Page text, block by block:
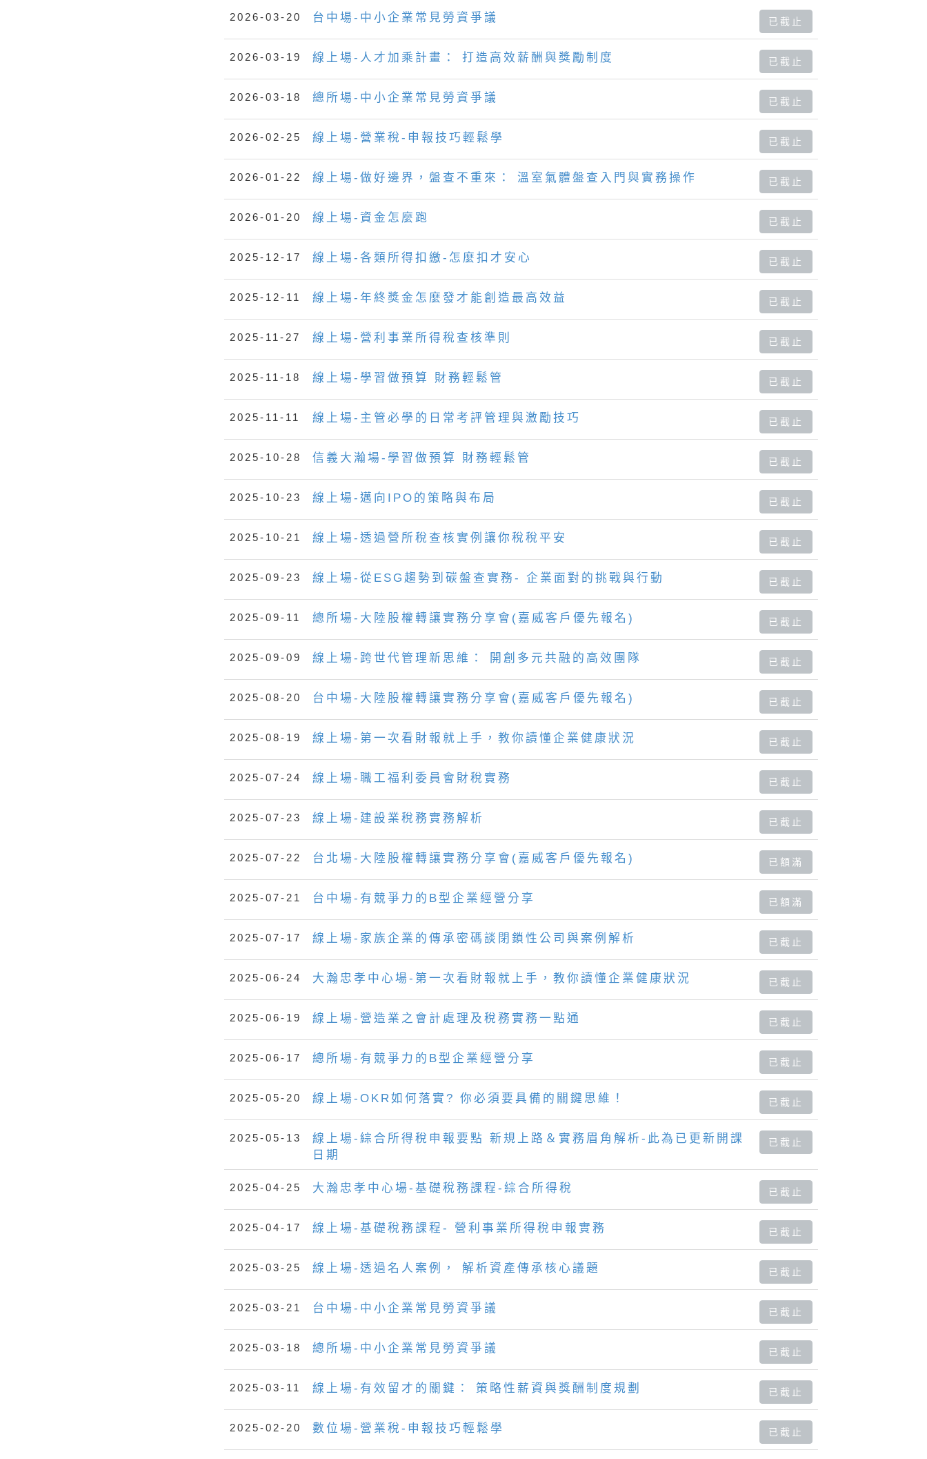
2026-03-20 台中場-中小企業常見勞資爭議 已截止
2026-03-19 線上場-人才加乘計畫： 打造高效薪酬與獎勵制度 已截止
2026-03-18 總所場-中小企業常見勞資爭議 已截止
2026-02-25 線上場-營業稅-申報技巧輕鬆學 已截止
2026-01-22 線上場-做好邊界，盤查不重來： 溫室氣體盤查入門與實務操作 已截止
2026-01-20 線上場-資金怎麼跑 已截止
2025-12-17 線上場-各類所得扣繳-怎麼扣才安心 已截止
2025-12-11 線上場-年終獎金怎麼發才能創造最高效益 已截止
2025-11-27 線上場-營利事業所得稅查核準則 已截止
2025-11-18 線上場-學習做預算 財務輕鬆管 已截止
2025-11-11 線上場-主管必學的日常考評管理與激勵技巧 已截止
2025-10-28 信義大瀚場-學習做預算 財務輕鬆管 已截止
2025-10-23 線上場-邁向IPO的策略與布局 已截止
2025-10-21 線上場-透過營所稅查核實例讓你稅稅平安 已截止
2025-09-23 線上場-從ESG趨勢到碳盤查實務- 企業面對的挑戰與行動 已截止
2025-09-11 總所場-大陸股權轉讓實務分享會(嘉威客戶優先報名) 已截止
2025-09-09 線上場-跨世代管理新思維： 開創多元共融的高效團隊 已截止
2025-08-20 台中場-大陸股權轉讓實務分享會(嘉威客戶優先報名) 已截止
2025-08-19 線上場-第一次看財報就上手，教你讀懂企業健康狀況 已截止
2025-07-24 線上場-職工福利委員會財稅實務 已截止
2025-07-23 線上場-建設業稅務實務解析 已截止
2025-07-22 台北場-大陸股權轉讓實務分享會(嘉威客戶優先報名) 已額滿
2025-07-21 台中場-有競爭力的B型企業經營分享 已額滿
2025-07-17 線上場-家族企業的傳承密碼談閉鎖性公司與案例解析 已截止
2025-06-24 大瀚忠孝中心場-第一次看財報就上手，教你讀懂企業健康狀況 已截止
2025-06-19 線上場-營造業之會計處理及稅務實務一點通 已截止
2025-06-17 總所場-有競爭力的B型企業經營分享 已截止
2025-05-20 線上場-OKR如何落實? 你必須要具備的關鍵思維！ 已截止
2025-05-13
線上場-綜合所得稅申報要點 新規上路＆實務眉角解析-此為已更新開課
日期
已截止
2025-04-25 大瀚忠孝中心場-基礎稅務課程-綜合所得稅 已截止
2025-04-17 線上場-基礎稅務課程- 營利事業所得稅申報實務 已截止
2025-03-25 線上場-透過名人案例， 解析資產傳承核心議題 已截止
2025-03-21 台中場-中小企業常見勞資爭議 已截止
2025-03-18 總所場-中小企業常見勞資爭議 已截止
2025-03-11 線上場-有效留才的關鍵： 策略性薪資與獎酬制度規劃 已截止
2025-02-20 數位場-營業稅-申報技巧輕鬆學 已截止